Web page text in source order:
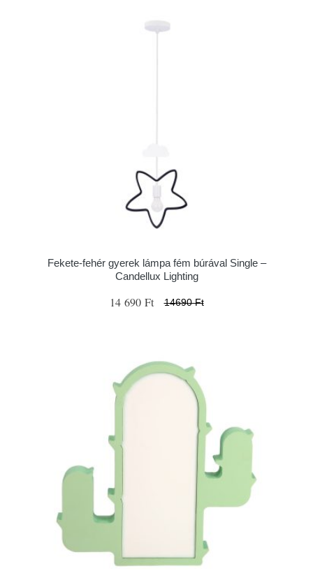
Fekete-fehér gyerek lámpa fém búrával Single –
Candellux Lighting
14 690 Ft 14690 Ft